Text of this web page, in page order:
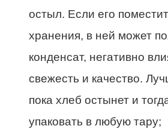
остыл. Если его
хранения, в ней может
конденсат, негативно
свежесть и качество.
пока хлеб остынет и
упаковать в любую тару;